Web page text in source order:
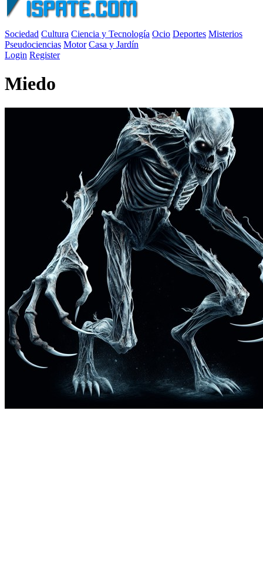
Sociedad Cultura Ciencia y Tecnología Ocio Deportes Misterios
Pseudociencias Motor Casa y Jardín
Login Register
Miedo